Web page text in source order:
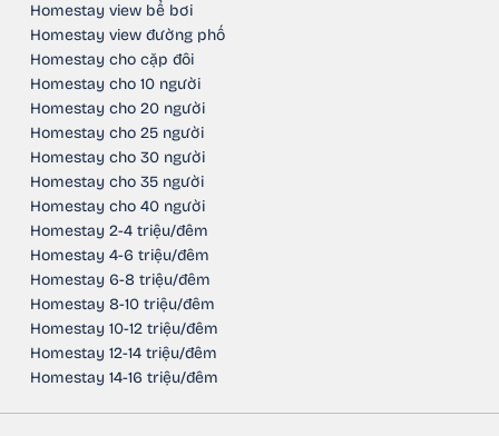
Homestay view bể bơi
Homestay view đường phố
Homestay cho cặp đôi
Homestay cho 10 người
Homestay cho 20 người
Homestay cho 25 người
Homestay cho 30 người
Homestay cho 35 người
Homestay cho 40 người
Homestay 2-4 triệu/đêm
Homestay 4-6 triệu/đêm
Homestay 6-8 triệu/đêm
Homestay 8-10 triệu/đêm
Homestay 10-12 triệu/đêm
Homestay 12-14 triệu/đêm
Homestay 14-16 triệu/đêm